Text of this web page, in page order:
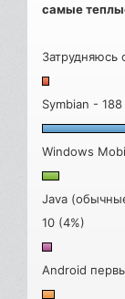
самые
Затрудняюсь
Symbian - 188
Windows
Java
10 (4%)
Android